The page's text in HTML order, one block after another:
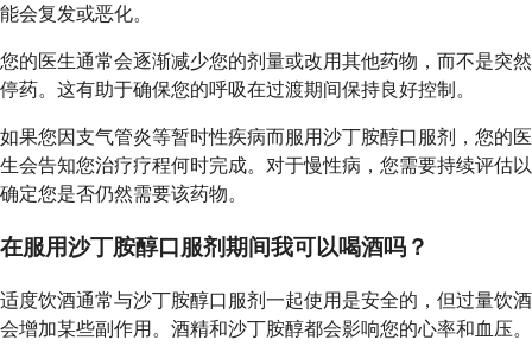
能会复发或恶化。
您的医生通常会逐渐减少您的剂量或改用其他药物，而不是突然
停药。这有助于确保您的呼吸在过渡期间保持良好控制。
如果您因支气管炎等暂时性疾病而服用沙丁胺醇口服剂，您的医
生会告知您治疗疗程何时完成。对于慢性病，您需要持续评估以
确定您是否仍然需要该药物。
在服用沙丁胺醇口服剂期间我可以喝酒吗？
适度饮酒通常与沙丁胺醇口服剂一起使用是安全的，但过量饮酒
会增加某些副作用。酒精和沙丁胺醇都会影响您的心率和血压。